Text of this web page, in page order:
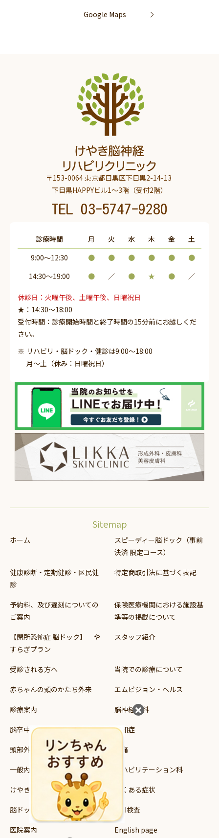
Google Maps
〒153-0064 東京都目黒区下目黒2-14-13
下目黒HAPPYビル1～3階（受付2階）
TEL 03-5747-9280
診療時間 月 火 水 木 金
土
9:00～12:30
● ● ● ● ●
●
14:30〜19:00
● ／ ● ★ ● ／
休診日：火曜午後、土曜午後、日曜祝日
★：14:30～18:00
受付時間：診療開始時間と終了時間の15分前にお越しくだ
さい。
リハビリ・脳ドック・健診は9:00～18:00
月～土（休み：日曜祝日）
Sitemap
ホーム
スピーディー脳ドック（事前
決済 限定コース）
健康診断・定期健診・区民健
診
特定商取引法に基づく表記
予約料、及び遅刻についての
ご案内
保険医療機関における施設基
準等の掲載について
【閉所恐怖症 脳ドック】 や
すらぎプラン
スタッフ紹介
受診される方へ 当院での診療について
赤ちゃんの頭のかたち外来 エムビジョン・ヘルス
診療案内 脳神経外科
脳卒中 認知症
頭部外傷 頭痛
一般内科 リハビリテーション科
けやき読み書き支援教室 よくある症状
脳ドック・健診 MRI検査
医院案内 English page